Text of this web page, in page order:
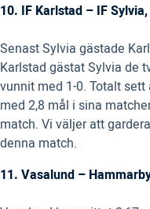
10. IF Karlstad – IF
Senast Sylvia gästade
Karlstad gästat Sylvia de
vunnit med 1-0. Totalt
med 2,8 mål i sina
match. Vi väljer att
denna match.
11. Vasalund –